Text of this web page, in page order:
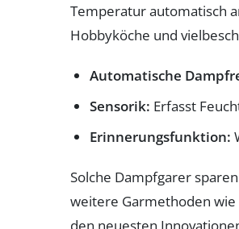
Temperatur automatisch
Hobbyköche und
Automatische
Sensorik: Erfasst
Erinnerungsfunktion:
Solche Dampfgarer
weitere Garmethoden
den neuesten